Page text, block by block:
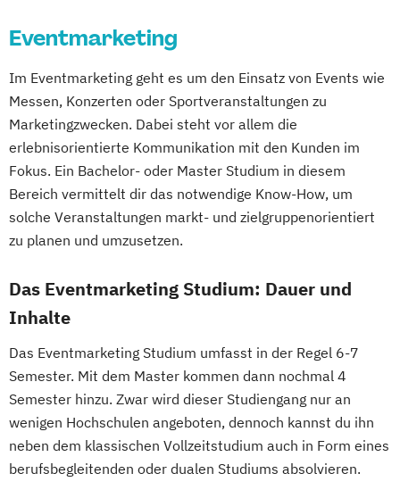
Eventmarketing
Im Eventmarketing geht es um den Einsatz von Events wie
Messen, Konzerten oder Sportveranstaltungen zu
Marketingzwecken. Dabei steht vor allem die
erlebnisorientierte Kommunikation mit den Kunden im
Fokus. Ein Bachelor- oder Master Studium in diesem
Bereich vermittelt dir das notwendige Know-How, um
solche Veranstaltungen markt- und zielgruppenorientiert
zu planen und umzusetzen.
Das Eventmarketing Studium: Dauer und
Inhalte
Das Eventmarketing Studium umfasst in der Regel 6-7
Semester. Mit dem Master kommen dann nochmal 4
Semester hinzu. Zwar wird dieser Studiengang nur an
wenigen Hochschulen angeboten, dennoch kannst du ihn
neben dem klassischen Vollzeitstudium auch in Form eines
berufsbegleitenden oder dualen Studiums absolvieren.